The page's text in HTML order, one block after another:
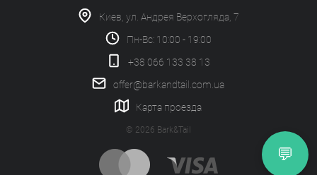
Киев, ул. Андрея Верхогляда, 7
Пн-Вс: 10:00 - 19:00
+38 066 133 38 13
offer@barkandtail.com.ua
Карта проезда
© 2026 Bark&Tail
💬